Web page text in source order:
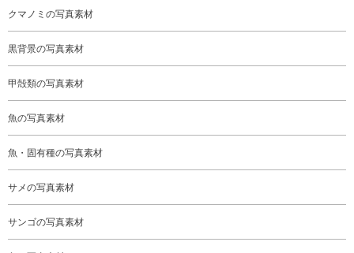
クマノミの写真素材
黒背景の写真素材
甲殻類の写真素材
魚の写真素材
魚・固有種の写真素材
サメの写真素材
サンゴの写真素材